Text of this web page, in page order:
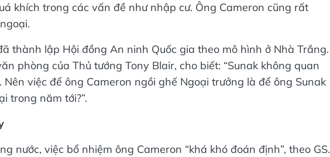
khích trong các vấn đề như nhập cư. Ông Cameron cũng rất
thành lập Hội đồng An ninh Quốc gia theo mô hình ở Nhà Trắng.
phòng của Thủ tướng Tony Blair, cho biết: “Sunak không quan
việc để ông Cameron ngồi ghế Ngoại trưởng là để ông Sunak
trong năm tới?”.
nước, việc bổ nhiệm ông Cameron “khá khó đoán định”, theo GS.